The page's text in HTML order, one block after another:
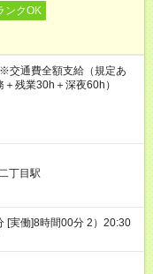
ンクOK
交通費全額支給（規定あ
残業30h＋深夜60h）
丁目駅
[実働]8時間00分 2）20:30